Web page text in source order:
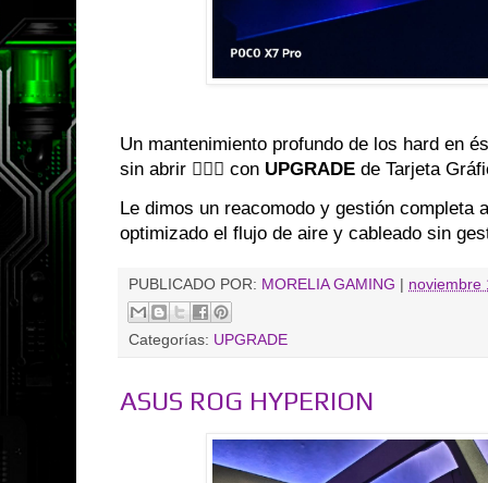
Un mantenimiento profundo de los hard en
sin abrir 👌🏼✨ con UPGRADE de Tarjeta
Le dimos un reacomodo y gestión completa
optimizado el flujo de aire y cableado sin
PUBLICADO POR: MORELIA GAMING noviembre
Categorías: UPGRADE
ASUS ROG HYPERION